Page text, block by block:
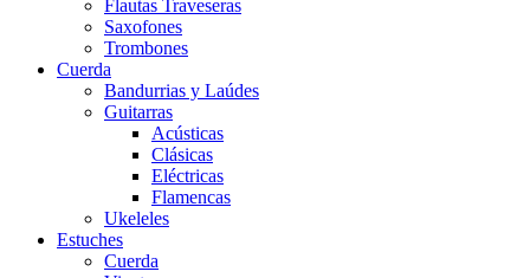
Flautas Traveseras
Saxofones
Trombones
Cuerda
Bandurrias y Laúdes
Guitarras
Acústicas
Clásicas
Eléctricas
Flamencas
Ukeleles
Estuches
Cuerda